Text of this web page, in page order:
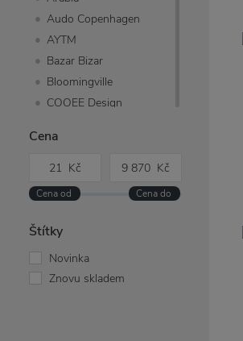
Audo Copenhagen
AYTM
Bazar Bizar
Bloomingville
COOEE Design
Design House
Stockholm
Design Letters
Eva Solo
Fine Little Day
Cena
Štítky
Novinka
Znovu skladem